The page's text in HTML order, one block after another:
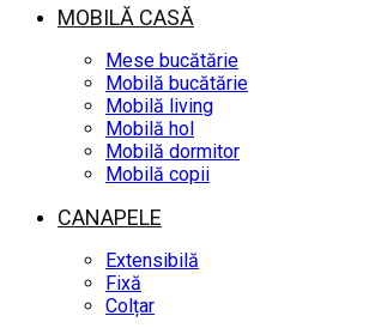
MOBILĂ CASĂ
Mese bucătărie
Mobilă bucătărie
Mobilă living
Mobilă hol
Mobilă dormitor
Mobilă copii
CANAPELE
Extensibilă
Fixă
Colțar